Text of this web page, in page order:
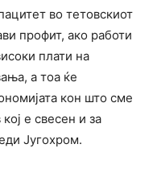
во тетовскиот
профит, ако работи
плати на
а тоа ќе
кон што сме
е свесен и за
Југохром.